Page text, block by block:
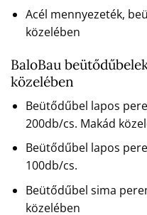
Acél mennyezeték,
közelében
BaloBau
közelében
Beütődűbel lapos
200db/cs. Makád
Beütődűbel lapos
100db/cs.
Beütődűbel sima
közelében